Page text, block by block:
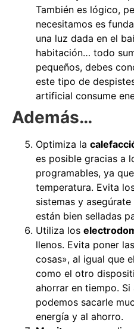
También es lógico,
necesitamos es
una luz dada en el
habitación… todo
pequeños, debes
este tipo de
artificial consume
Además…
Optimiza la
es posible gracias a
programables, ya
temperatura. Evita
sistemas y
están bien selladas
Utiliza los
llenos. Evita poner
cosas», al igual que
como el otro
ahorrar en tiempo.
podemos sacarle
energía y al ahorro.